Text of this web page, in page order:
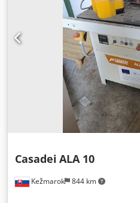
Kežmarok 844 km
Casadei ALA 10